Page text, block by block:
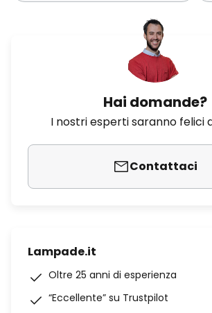
Hai domande?
I nostri esperti saranno felici
Contattaci
Lampade.it
Oltre 25 anni di esperienza
“Eccellente” su Trustpilot